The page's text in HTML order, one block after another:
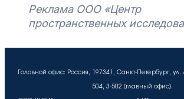
Реклама ООО «Центр
пространственных
Головной офис: Россия, 197341, Санкт-Петербург,
504, 3-502 (главный офис).